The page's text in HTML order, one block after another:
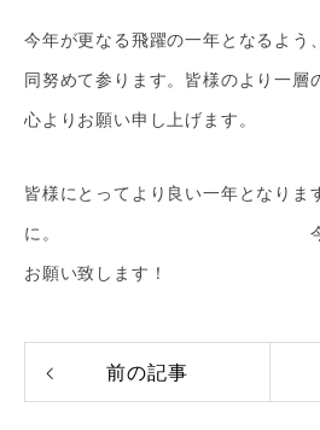
今年が更なる飛躍の一年となるよう
同努めて参ります。皆様のより一層
心よりお願い申し上げます。
皆様にとってより良い一年となりま
に。 今後ともど
お願い致します！
前の記事